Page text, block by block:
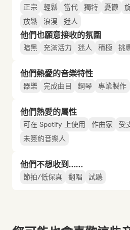
正宗 輕鬆 當代 獨特 憂鬱
放鬆
浪漫 迷人
他們也願意接收的氛圍
暗黑 充滿活力 迷人 積極 挑
他們熱愛的音樂特性
器樂 完成曲目 鋼琴 專業製作
他們熱愛的屬性
可在 Spotify 上使用 作曲家
受
未簽約音樂人
他們不想收到……
節拍/低保真 翻唱 試聽